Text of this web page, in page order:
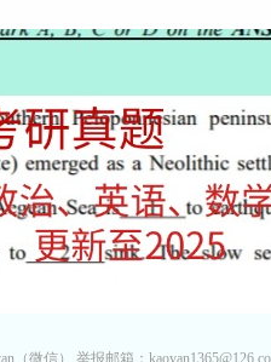
（微信） 举报邮箱：